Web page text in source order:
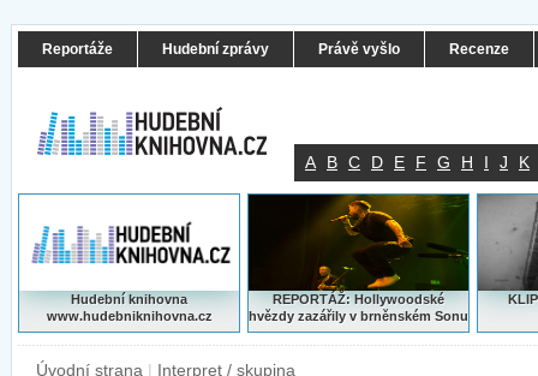
Reportáže Hudební zprávy Právě vyšlo Recenze
A B C D E F G H I J K
Hudební knihovna
www.hudebniknihovna.cz
REPORTÁŽ: Hollywoodské
hvězdy zazářily v brněnském Sonu
Úvodní strana | Interpret / skupina